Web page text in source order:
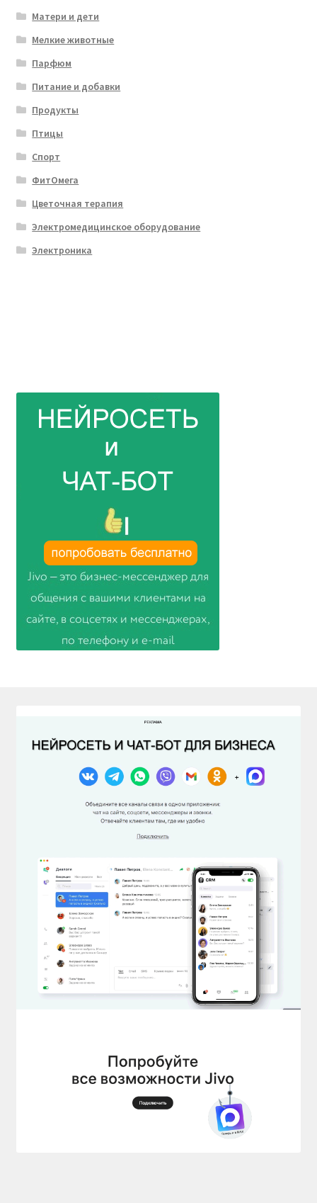
Матери и дети
Мелкие животные
Парфюм
Питание и добавки
Продукты
Птицы
Спорт
ФитОмега
Цветочная терапия
Электромедицинское оборудование
Электроника